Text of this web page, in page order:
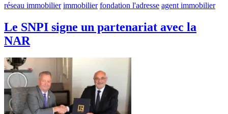
réseau immobilier immobilier fondation l'adresse agent immobilier
Le SNPI signe un partenariat avec la
NAR